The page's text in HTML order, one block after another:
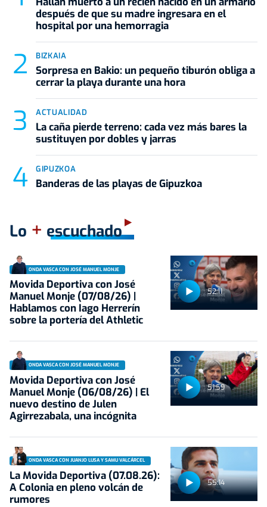
después de que su madre ingresara en el
hospital por una hemorragia
BIZKAIA
Sorpresa en Bakio: un pequeño tiburón obliga a
cerrar la playa durante una hora
ACTUALIDAD
La caña pierde terreno: cada vez más bares la
sustituyen por dobles y jarras
GIPUZKOA
Banderas de las playas de Gipuzkoa
Lo + escuchado
52:11
ONDA VASCA CON JOSÉ MANUEL MONJE
Movida Deportiva con José
Manuel Monje (07/08/26) |
Hablamos con Iago Herrerín
sobre la portería del Athletic
51:59
ONDA VASCA CON JOSÉ MANUEL MONJE
Movida Deportiva con José
Manuel Monje (06/08/26) | El
nuevo destino de Julen
Agirrezabala, una incógnita
55:14
ONDA VASCA CON JUANJO LUSA Y SAMU VALCÁRCEL
La Movida Deportiva (07.08.26):
A Colonia en pleno volcán de
rumores